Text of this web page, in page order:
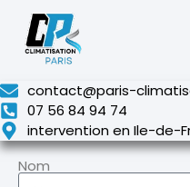
contact@paris-
07 56 84 94 74
intervention en Ile-de-
Nom